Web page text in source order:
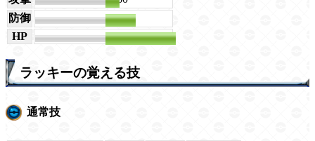
防御
128
HP
487
ラッキーの覚える技
通常技